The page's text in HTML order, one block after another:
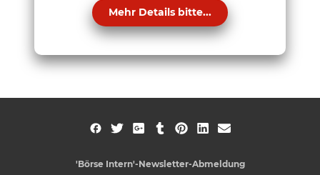
Mehr Details bitte...
'Börse Intern'-Newsletter-Abmeldung